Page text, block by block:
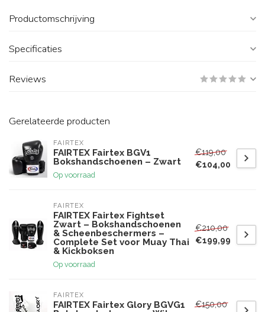
Productomschrijving
Specificaties
Reviews
Gerelateerde producten
FAIRTEX
FAIRTEX Fairtex BGV1
Bokshandschoenen – Zwart
Op voorraad
€119,00
€104,00
FAIRTEX
FAIRTEX Fairtex Fightset
Zwart – Bokshandschoenen
& Scheenbeschermers –
Complete Set voor Muay Thai
& Kickboksen
Op voorraad
€210,00
€199,99
FAIRTEX
FAIRTEX Fairtex Glory BGVG1
€150,00